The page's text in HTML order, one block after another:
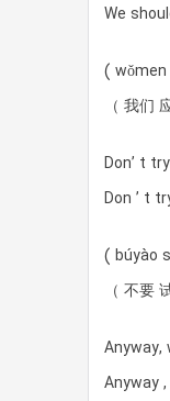
We
(
（ 我们
Don’ t
Don ’ t
( búyào
（ 不要
Anyway,
Anyway